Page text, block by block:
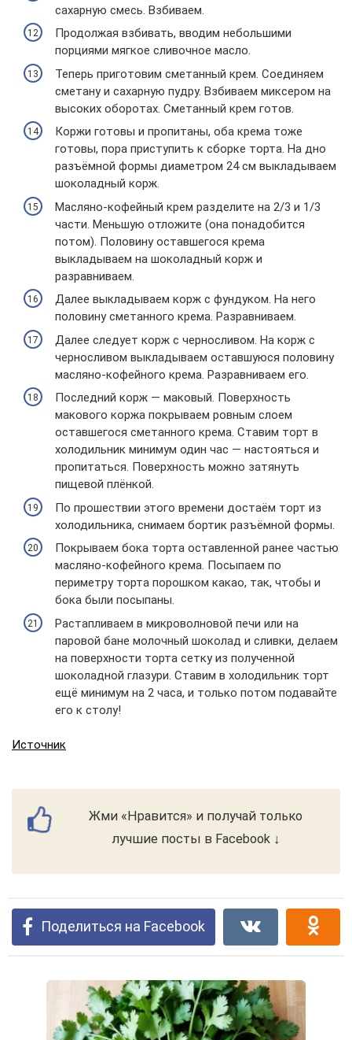
сахарную смесь. Взбиваем.
Продолжая взбивать, вводим небольшими
порциями мягкое сливочное масло.
Теперь приготовим сметанный крем. Соединяем
сметану и сахарную пудру. Взбиваем миксером на
высоких оборотах. Сметанный крем готов.
Коржи готовы и пропитаны, оба крема тоже
готовы, пора приступить к сборке торта. На дно
разъёмной формы диаметром 24 см выкладываем
шоколадный корж.
Масляно-кофейный крем разделите на 2/3 и 1/3
части. Меньшую отложите (она понадобится
потом). Половину оставшегося крема
выкладываем на шоколадный корж и
разравниваем.
Далее выкладываем корж с фундуком. На него
половину сметанного крема. Разравниваем.
Далее следует корж с черносливом. На корж с
черносливом выкладываем оставшуюся половину
масляно-кофейного крема. Разравниваем его.
Последний корж — маковый. Поверхность
макового коржа покрываем ровным слоем
оставшегося сметанного крема. Ставим торт в
холодильник минимум один час — настояться и
пропитаться. Поверхность можно затянуть
пищевой плёнкой.
По прошествии этого времени достаём торт из
холодильника, снимаем бортик разъёмной формы.
Покрываем бока торта оставленной ранее частью
масляно-кофейного крема. Посыпаем по
периметру торта порошком какао, так, чтобы и
бока были посыпаны.
Растапливаем в микроволновой печи или на
паровой бане молочный шоколад и сливки, делаем
на поверхности торта сетку из полученной
шоколадной глазури. Ставим в холодильник торт
ещё минимум на 2 часа, и только потом подавайте
его к столу!
Источник
Жми «Нравится» и получай только
лучшие посты в Facebook ↓
Поделиться на Facebook